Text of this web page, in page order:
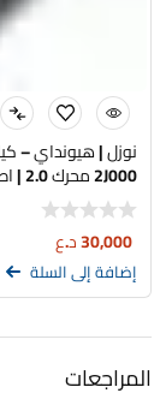
2J000 محرك 2.0 | اصلي تفصيخ
30,000د.ع
إضافة إلى السلة
المراجعات